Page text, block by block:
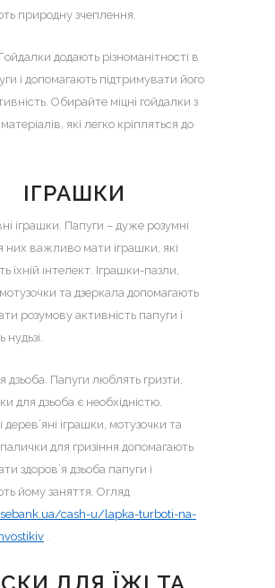
природну зчеплення.
додають різноманітності в
і допомагають підтримувати його
Обирайте міцні гойдалки з
які легко кріпляться до
ІГРАШКИ
іграшки. Папуги – дуже розумні
них важливо мати іграшки, які
їхній інтелект. Іграшки-пазли,
та дзеркала допомагають
розумову активність папуги і
нудьзі.
дзьоба. Папуги люблять гризти,
для дзьоба є необхідністю.
дерев’яні іграшки, мотузочки та
палички для гризіння допомагають
здоров’я дзьоба папуги і
йому заняття. Огляд
cash-u/lapka-turboti-na-
.